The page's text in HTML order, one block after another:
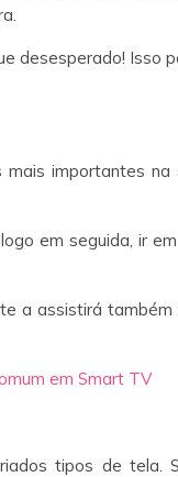
desesperado! Isso
importantes
em seguida, ir
a assistirá
em Smart TV
tipos de tela.